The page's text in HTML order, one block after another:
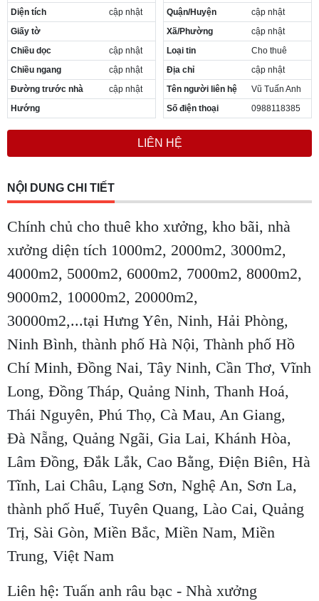
Cần thuê MBKD tại Phường Phương Liệt
Cần thuê MBKD tại Phường Khương Đình
Cần thuê MBKD tại Phường Yên Sở
Cần thuê MBKD tại Phường Hoàng Liệt
Cần thuê MBKD tại Phường Định Công
Cần thuê MBKD tại Phường Tương Mai
Cần thuê MBKD tại Phường Vĩnh Hưng
Cần thuê MBKD tại Phường Lĩnh Nam
Cần thuê MBKD tại Phường Hồng Hà
Cần thuê MBKD tại Phường Láng
Cần thuê MBKD tại Phường Kim Liên
Cần thuê MBKD tại Phường Bạch Mai
Diện tích
cập nhật
Giấy tờ
Chiều dọc
cập nhật
Chiều ngang
cập nhật
Đường trước nhà
cập nhật
Hướng
Quận/Huyện
cập nhật
Xã/Phường
cập nhật
Loại tin
Cho thuê
Địa chỉ
cập nhật
Tên người liên hệ
Vũ Tuấn Anh
Số điện thoại
0988118385
LIÊN HỆ
NỘI DUNG CHI TIẾT
Chính chủ cho thuê kho xưởng, kho bãi, nhà
xưởng diện tích 1000m2, 2000m2, 3000m2,
4000m2, 5000m2, 6000m2, 7000m2, 8000m2,
9000m2, 10000m2, 20000m2,
30000m2,...tại Hưng Yên, Ninh, Hải Phòng,
Ninh Bình, thành phố Hà Nội, Thành phố Hồ
Chí Minh, Đồng Nai, Tây Ninh, Cần Thơ, Vĩnh
Long, Đồng Tháp, Quảng Ninh, Thanh Hoá,
Thái Nguyên, Phú Thọ, Cà Mau, An Giang,
Đà Nẵng, Quảng Ngãi, Gia Lai, Khánh Hòa,
Lâm Đồng, Đắk Lắk, Cao Bằng, Điện Biên, Hà
Tĩnh, Lai Châu, Lạng Sơn, Nghệ An, Sơn La,
thành phố Huế, Tuyên Quang, Lào Cai, Quảng
Trị, Sài Gòn, Miền Bắc, Miền Nam, Miền
Trung, Việt Nam
Liên hệ: Tuấn anh râu bạc - Nhà xưởng